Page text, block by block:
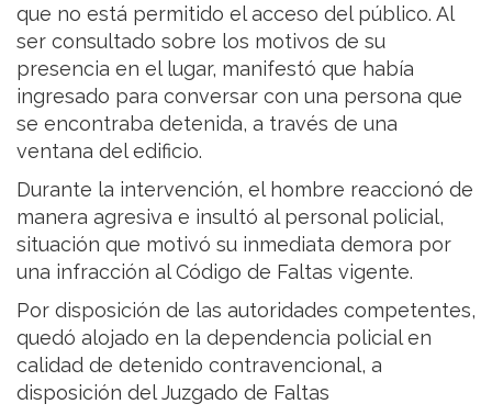
que no está permitido el acceso del público. Al
ser consultado sobre los motivos de su
presencia en el lugar, manifestó que había
ingresado para conversar con una persona que
se encontraba detenida, a través de una
ventana del edificio.
Durante la intervención, el hombre reaccionó de
manera agresiva e insultó al personal policial,
situación que motivó su inmediata demora por
una infracción al Código de Faltas vigente.
Por disposición de las autoridades competentes,
quedó alojado en la dependencia policial en
calidad de detenido contravencional, a
disposición del Juzgado de Faltas